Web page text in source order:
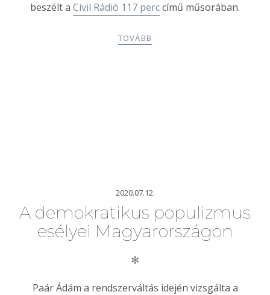
beszélt a Civil Rádió 117 perccímű műsorában.
TOVÁBB
2020.07.12.
A demokratikus populizmus
esélyei Magyarországon
✻
Paár Ádám a rendszerváltás idején vizsgálta a